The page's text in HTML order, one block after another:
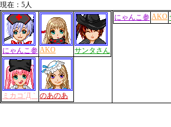
現在：5人
にゃんこ参 AKO サンタさん
ミカコ´Д｀ のあのあ
にゃんこ参 AKO